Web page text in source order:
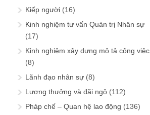
Kiếp người (16)
Kinh nghiệm tư vấn Quản trị Nhân sự
(17)
Kinh nghiệm xây dựng mô tả công việc
(8)
Lãnh đạo nhân sự (8)
Lương thưởng và đãi ngộ (112)
Pháp chế – Quan hệ lao động (136)